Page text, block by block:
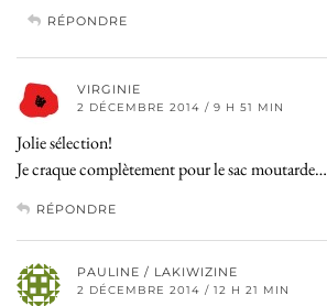
RÉPONDRE
VIRGINIE
2 DÉCEMBRE 2014 / 9 H 51 MIN
Jolie sélection!
Je craque complètement pour le sac moutarde…
RÉPONDRE
PAULINE / LAKIWIZINE
2 DÉCEMBRE 2014 / 12 H 21 MIN